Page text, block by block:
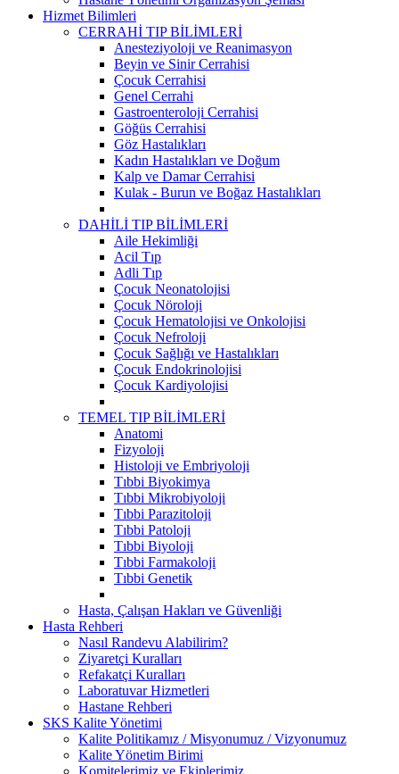
Hizmet Bilimleri
CERRAHİ TIP BİLİMLERİ
Anesteziyoloji ve Reanimasyon
Beyin ve Sinir Cerrahisi
Çocuk Cerrahisi
Genel Cerrahi
Gastroenteroloji Cerrahisi
Göğüs Cerrahisi
Göz Hastalıkları
Kadın Hastalıkları ve Doğum
Kalp ve Damar Cerrahisi
Kulak - Burun ve Boğaz Hastalıkları
DAHİLİ TIP BİLİMLERİ
Aile Hekimliği
Acil Tıp
Adli Tıp
Çocuk Neonatolojisi
Çocuk Nöroloji
Çocuk Hematolojisi ve Onkolojisi
Çocuk Nefroloji
Çocuk Sağlığı ve Hastalıkları
Çocuk Endokrinolojisi
Çocuk Kardiyolojisi
TEMEL TIP BİLİMLERİ
Anatomi
Fizyoloji
Histoloji ve Embriyoloji
Tıbbi Biyokimya
Tıbbi Mikrobiyoloji
Tıbbi Parazitoloji
Tıbbi Patoloji
Tıbbi Biyoloji
Tıbbi Farmakoloji
Tıbbi Genetik
Hasta, Çalışan Hakları ve Güvenliği
Hasta Rehberi
Nasıl Randevu Alabilirim?
Ziyaretçi Kuralları
Refakatçi Kuralları
Laboratuvar Hizmetleri
Hastane Rehberi
SKS Kalite Yönetimi
Kalite Politikamız / Misyonumuz / Vizyonumuz
Kalite Yönetim Birimi
Komitelerimiz ve Ekiplerimiz